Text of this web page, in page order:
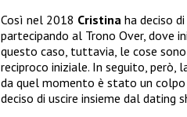
Così nel 2018 Cristina ha deciso
partecipando al Trono Over, dove
questo caso, tuttavia, le cose
reciproco iniziale. In seguito, però,
da quel momento è stato un
deciso di uscire insieme dal dating